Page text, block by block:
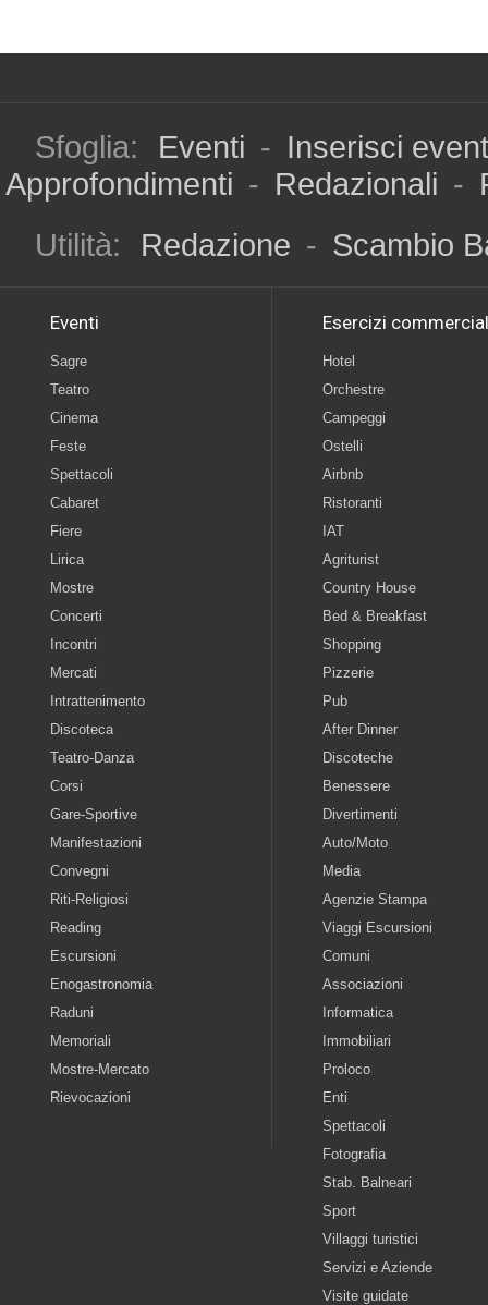
Sfoglia: Eventi - Inserisci
Approfondimenti - Redazionali -
Utilità:
Redazione - Scambio
Eventi
Sagre
Teatro
Cinema
Feste
Spettacoli
Cabaret
Fiere
Lirica
Mostre
Concerti
Incontri
Mercati
Intrattenimento
Discoteca
Teatro-Danza
Corsi
Gare-Sportive
Manifestazioni
Convegni
Riti-Religiosi
Reading
Escursioni
Enogastronomia
Raduni
Memoriali
Mostre-Mercato
Rievocazioni
Esercizi
Hotel
Orchestre
Campeggi
Ostelli
Airbnb
Ristoranti
IAT
Agriturist
Country House
Bed & Breakfast
Shopping
Pizzerie
Pub
After Dinner
Discoteche
Benessere
Divertimenti
Auto/Moto
Media
Agenzie Stampa
Viaggi Escursioni
Comuni
Associazioni
Informatica
Immobiliari
Proloco
Enti
Spettacoli
Fotografia
Stab. Balneari
Sport
Villaggi turistici
Servizi e Aziende
Visite guidate